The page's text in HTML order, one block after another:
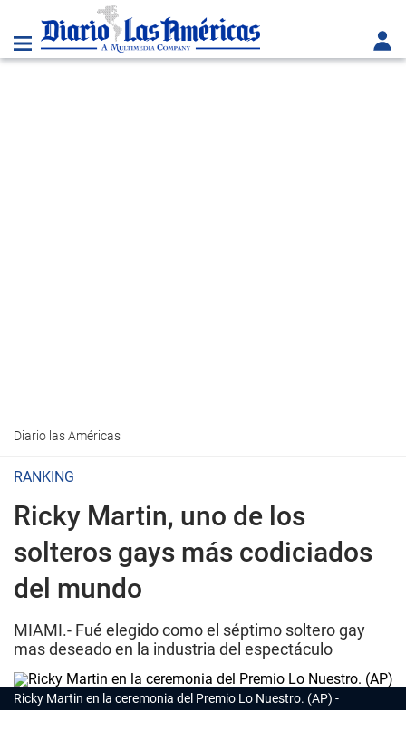
Diario las Américas
RANKING
Ricky Martin, uno de los
solteros gays más codiciados
del mundo
MIAMI.- Fué elegido como el séptimo soltero gay
mas deseado en la industria del espectáculo
Ricky Martin en la ceremonia del Premio Lo Nuestro. (AP)